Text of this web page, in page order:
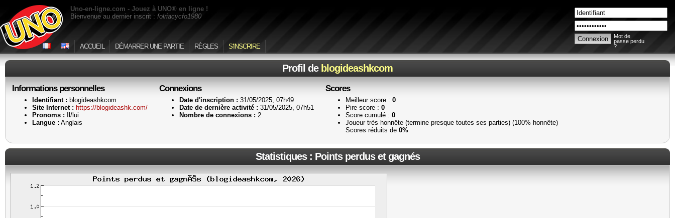
Uno-en-ligne.com - Jouez à UNO® en ligne !
Bienvenue au dernier inscrit : folriacycfo1980
Mot de
passe perdu
?
ACCUEIL DÉMARRER UNE PARTIE RÈGLES S'INSCRIRE
Profil de blogideashkcom
Informations personnelles
Identifiant : blogideashkcom
Site Internet : https://blogideashk.com/
Pronoms : Il/lui
Langue : Anglais
Connexions
Date d'inscription : 31/05/2025, 07h49
Date de dernière activité : 31/05/2025, 07h51
Nombre de connexions : 2
Scores
Meilleur score : 0
Pire score : 0
Score cumulé : 0
Joueur très honnête (termine presque toutes ses parties) (100% honnête)
Scores réduits de 0%
Statistiques : Points perdus et gagnés